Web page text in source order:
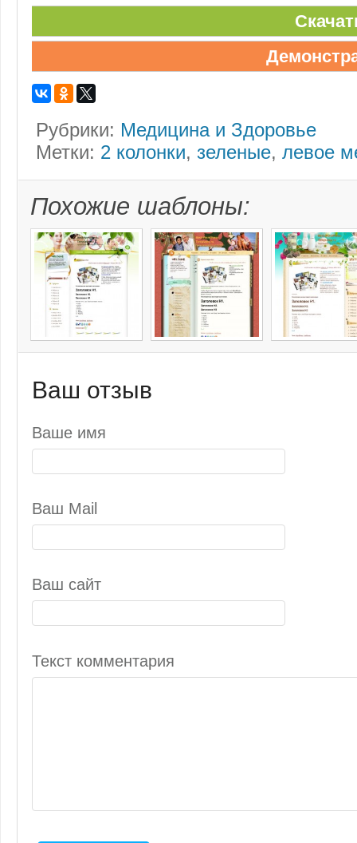
Рубрики: Медицина и Здоровье
Метки: 2 колонки, зеленые, левое
Похожие шаблоны:
Ваш отзыв
Ваше имя
Ваш Mail
Ваш сайт
Текст комментария